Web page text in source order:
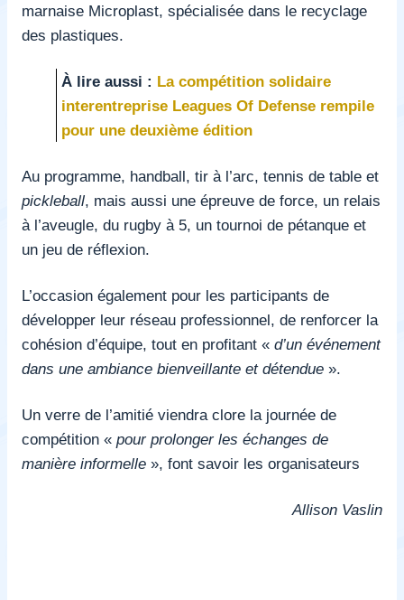
marnaise Microplast, spécialisée dans le recyclage
des plastiques.
À lire aussi : La compétition solidaire
interentreprise Leagues Of Defense rempile
pour une deuxième édition
Au programme, handball, tir à l’arc, tennis de table et
pickleball, mais aussi une épreuve de force, un relais
à l’aveugle, du rugby à 5, un tournoi de pétanque et
un jeu de réflexion.
L’occasion également pour les participants de
développer leur réseau professionnel, de renforcer la
cohésion d’équipe, tout en profitant « d’un événement
dans une ambiance bienveillante et détendue ».
Un verre de l’amitié viendra clore la journée de
compétition « pour prolonger les échanges de
manière informelle », font savoir les organisateurs
Allison Vaslin